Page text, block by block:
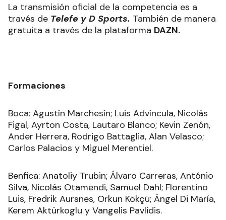
La transmisión oficial de la competencia es a
través de Telefe y D Sports. También de manera
gratuita a través de la plataforma DAZN.
Formaciones
Boca: Agustín Marchesín; Luis Advíncula, Nicolás
Figal, Ayrton Costa, Lautaro Blanco; Kevin Zenón,
Ander Herrera, Rodrigo Battaglia, Alan Velasco;
Carlos Palacios y Miguel Merentiel.
Benfica: Anatoliy Trubin; Álvaro Carreras, António
Silva, Nicolás Otamendi, Samuel Dahl; Florentino
Luis, Fredrik Aursnes, Orkun Kökçü; Ángel Di María,
Kerem Aktürkoglu y Vangelis Pavlidis.